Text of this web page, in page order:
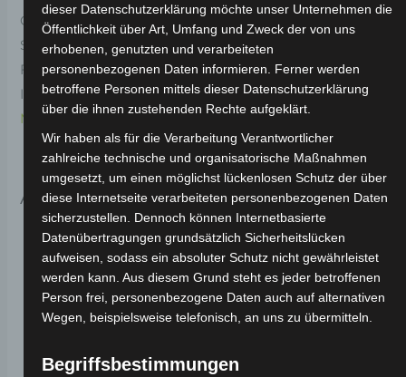
Original-Ersatzteil für den Elektro-Scooter VS1.
Scheinwerferoberkappe-gitter für optimale
Funktionalität und Haltbarkeit. Weitere
Informationen zum Fahrzeug findest du hier:Volta
Motor Elektro-Scooter VS1.
Ähnliche Produkte
dieser Datenschutzerklärung möchte unser Unternehmen die
Öffentlichkeit über Art, Umfang und Zweck der von uns
erhobenen, genutzten und verarbeiteten
personenbezogenen Daten informieren. Ferner werden
betroffene Personen mittels dieser Datenschutzerklärung
über die ihnen zustehenden Rechte aufgeklärt.
Wir haben als für die Verarbeitung Verantwortlicher
zahlreiche technische und organisatorische Maßnahmen
umgesetzt, um einen möglichst lückenlosen Schutz der über
diese Internetseite verarbeiteten personenbezogenen Daten
sicherzustellen. Dennoch können Internetbasierte
Datenübertragungen grundsätzlich Sicherheitslücken
aufweisen, sodass ein absoluter Schutz nicht gewährleistet
werden kann. Aus diesem Grund steht es jeder betroffenen
Person frei, personenbezogene Daten auch auf alternativen
Wegen, beispielsweise telefonisch, an uns zu übermitteln.
Begriffsbestimmungen